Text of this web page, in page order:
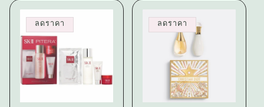
ลดราคา ลดราคา